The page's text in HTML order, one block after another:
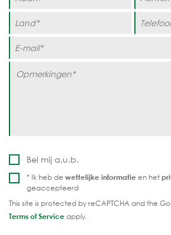
Bel mij a.u.b.
* Ik heb de wettelijke informatie en het
geaccepteerd
This site is protected by reCAPTCHA and the
Terms of Serviceapply.